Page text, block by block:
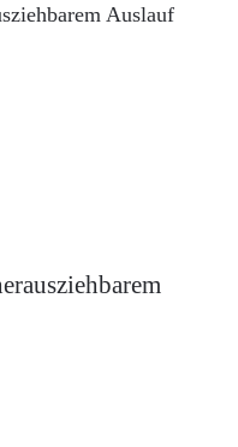
Auslauf